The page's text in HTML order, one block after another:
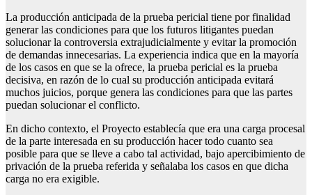
La producción anticipada de la prueba pericial tiene por finalidad
generar las condiciones para que los futuros litigantes puedan
solucionar la controversia extrajudicialmente y evitar la promoción
de demandas innecesarias. La experiencia indica que en la mayoría
de los casos en que se la ofrece, la prueba pericial es la prueba
decisiva, en razón de lo cual su producción anticipada evitará
muchos juicios, porque genera las condiciones para que las partes
puedan solucionar el conflicto.
En dicho contexto, el Proyecto establecía que era una carga procesal
de la parte interesada en su producción hacer todo cuanto sea
posible para que se lleve a cabo tal actividad, bajo apercibimiento de
privación de la prueba referida y señalaba los casos en que dicha
carga no era exigible.